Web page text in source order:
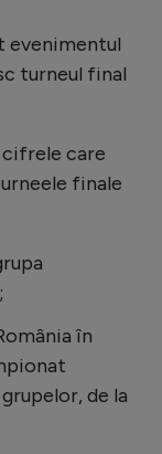
evenimentul
turneul final
care
finale
în
de la